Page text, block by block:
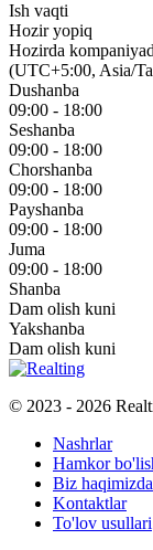
Ish vaqti
Hozir yopiq
Hozirda
(UTC+5:00, Asia/
Dushanba
09:00 - 18:00
Seshanba
09:00 - 18:00
Chorshanba
09:00 - 18:00
Payshanba
09:00 - 18:00
Juma
09:00 - 18:00
Shanba
Dam olish kuni
Yakshanba
Dam olish kuni
© 2023 - 2026
Nashrlar
Hamkor
Biz haqimizda
Kontaktlar
To'lov usullari